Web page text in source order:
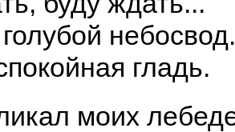
гладь.
моих